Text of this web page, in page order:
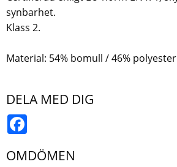
synbarhet.
Klass 2.
Material: 54% bomull / 46%
DELA MED DIG
OMDÖMEN